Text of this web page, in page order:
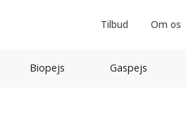
Tilbud Om os
Biopejs Gaspejs